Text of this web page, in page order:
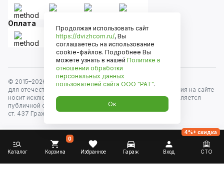
Оплата
© 2015–2026
Движком — сеть магазинов автозапчастей
для отечественных автомобилей и иномарок. Информация на сайте
носит исключительно информационный характер и не является
публичной офертой, определяемой положениями
ст. 437 Гражданского кодекса РФ. Все права защищены.
Каталог Корзина
0
Избранное Гараж Вход СТО
4%+ скидка
Продолжая использовать сайт
https://dvizhcom.ru/, Вы
соглашаетесь на использование
cookie-файлов. Подробнее Вы
можете узнать в нашей Политике в
отношении обработки
персональных данных
пользователей сайта ООО "РАТ".
Ок